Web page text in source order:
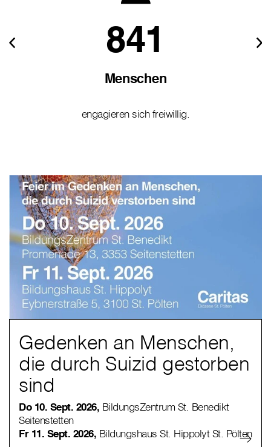
841
Menschen
engagieren sich freiwillig.
Gedenken an Menschen,
die durch Suizid gestorben
sind
Do 10. Sept. 2026, BildungsZentrum St. Benedikt
Seitenstetten
Fr 11. Sept. 2026, Bildungshaus St. Hippolyt St. Pölten